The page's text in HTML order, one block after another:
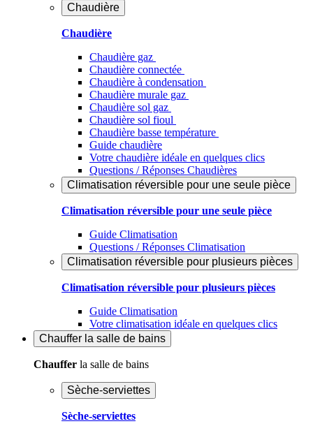
Chaudière
Chaudière
Chaudière gaz
Chaudière connectée
Chaudière à condensation
Chaudière murale gaz
Chaudière sol gaz
Chaudière sol fioul
Chaudière basse température
Guide chaudière
Votre chaudière idéale en quelques clics
Questions / Réponses Chaudières
Climatisation réversible pour une seule pièce
Climatisation réversible pour une seule pièce
Guide Climatisation
Questions / Réponses Climatisation
Climatisation réversible pour plusieurs pièces
Climatisation réversible pour plusieurs pièces
Guide Climatisation
Votre climatisation idéale en quelques clics
Chauffer la salle de bains
Chauffer la salle de bains
Sèche-serviettes
Sèche-serviettes